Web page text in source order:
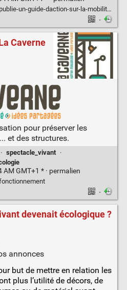
daction-sur-la-mobilite-durable-des-festivaliers/
·
Caverne
pour préserver les
et des structures.
· spectacle_vivant ·
GMT+1 * · permalien
·
devenait écologique ?
annonces
but de mettre en relation les
plus l’utilité de décors, de